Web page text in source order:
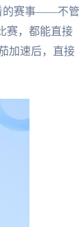
的赛事——不管
赛，都能直接
加速后，直接